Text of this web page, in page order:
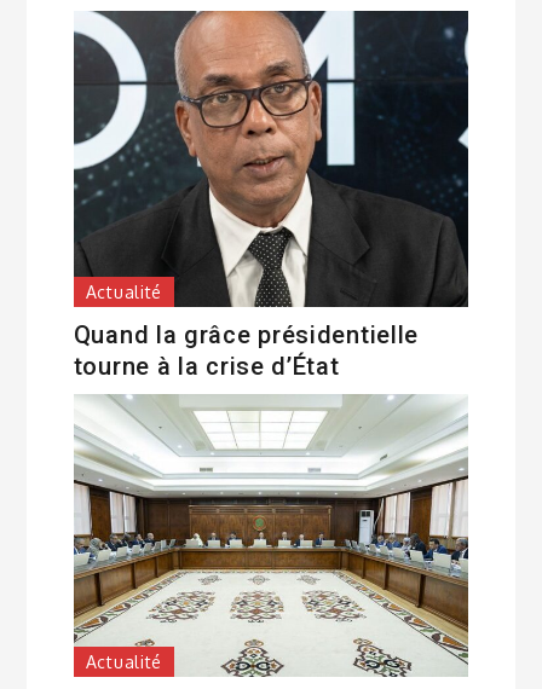
Actualité
Quand la grâce présidentielle
tourne à la crise d’État
Actualité